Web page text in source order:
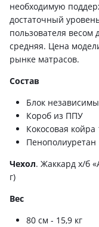
необходимую
достаточный
пользователя весом
средняя. Цена
рынке матрасов.
Состав
Блок
Короб из ППУ
Кокосовая
Чехол. Жаккард х/б
г)
Вес
80 см - 15,9 кг